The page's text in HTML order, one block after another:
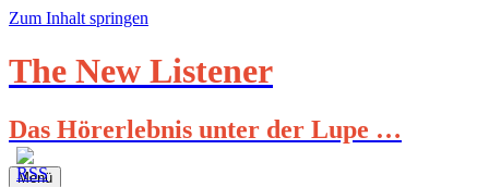
Zum Inhalt springen
The New Listener
Das Hörerlebnis unter der Lupe …
Menü